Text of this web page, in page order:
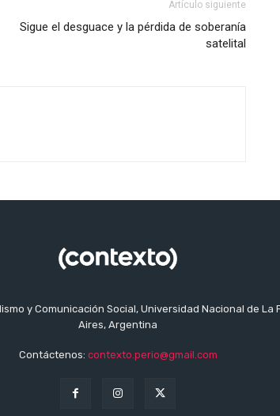
Artículo siguiente
Sigue el desguace y la pérdida de soberanía
satelital
y Comunicación Social, Universidad Nacional de La
Aires, Argentina
Contáctenos: contexto.perio@gmail.com